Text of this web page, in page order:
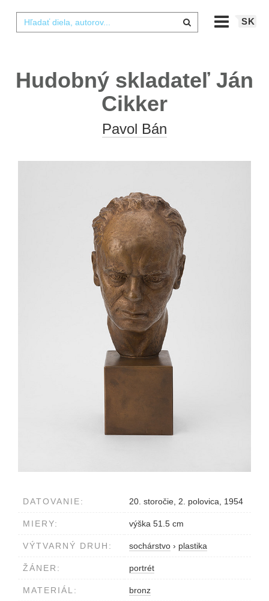
SK
Hudobný skladateľ Ján
Cikker
Pavol Bán
DATOVANIE: 20. storočie, 2. polovica, 1954
MIERY: výška 51.5 cm
VÝTVARNÝ DRUH: sochárstvo › plastika
ŽÁNER: portrét
MATERIÁL: bronz